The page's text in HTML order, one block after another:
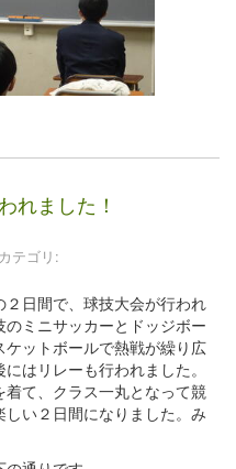
れました！
カテゴリ:
日間で、球技大会が行われ
ミニサッカーとドッジボー
ットボールで熱戦が繰り広
はリレーも行われました。
て、クラス一丸となって競
い２日間になりました。み